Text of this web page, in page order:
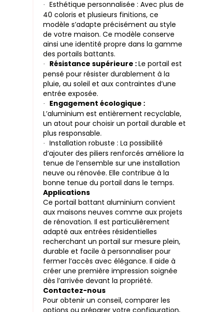
·
Esthétique personnalisée : Avec plus de
40 coloris et plusieurs finitions, ce
modèle s’adapte précisément au style
de votre maison. Ce modèle conserve
ainsi une identité propre dans la gamme
des portails battants.
· Résistance supérieure :Le portail est
pensé pour résister durablement à la
pluie, au soleil et aux contraintes d’une
entrée exposée.
·
Engagement écologique :
L’aluminium est entièrement recyclable,
un atout pour choisir un portail durable et
plus responsable.
·
Installation robuste : La possibilité
d’ajouter des piliers renforcés améliore la
tenue de l’ensemble sur une installation
neuve ou rénovée. Elle contribue à la
bonne tenue du portail dans le temps.
Applications
Ce portail battant aluminium convient
aux maisons neuves comme aux projets
de rénovation. Il est particulièrement
adapté aux entrées résidentielles
recherchant un portail sur mesure plein,
durable et facile à personnaliser pour
fermer l’accès avec élégance. Il aide à
créer une première impression soignée
dès l’arrivée devant la propriété.
Contactez-nous
Pour obtenir un conseil, comparer les